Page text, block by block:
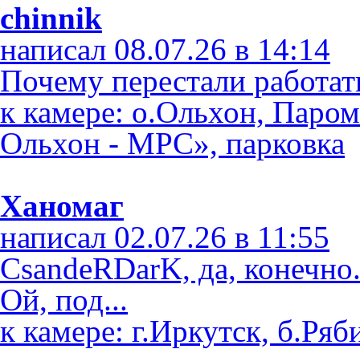
chinnik
написал 08.07.26 в 14:14
Почему перестали
к камере: о.Ольхон,
Ольхон - МРС», парковка
Ханомаг
написал 02.07.26 в 11:55
CsandeRDarK, да,
Ой, под...
к камере: г.Иркутск,